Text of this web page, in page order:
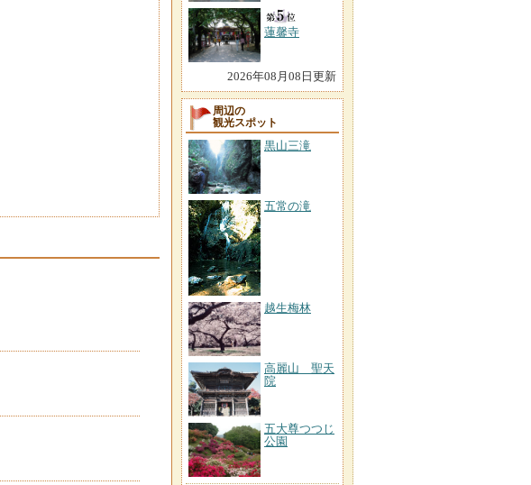
蓮馨寺
2026年08月08日更新
周辺の
観光スポット
黒山三滝
五常の滝
越生梅林
高麗山 聖天
院
五大尊つつじ
公園